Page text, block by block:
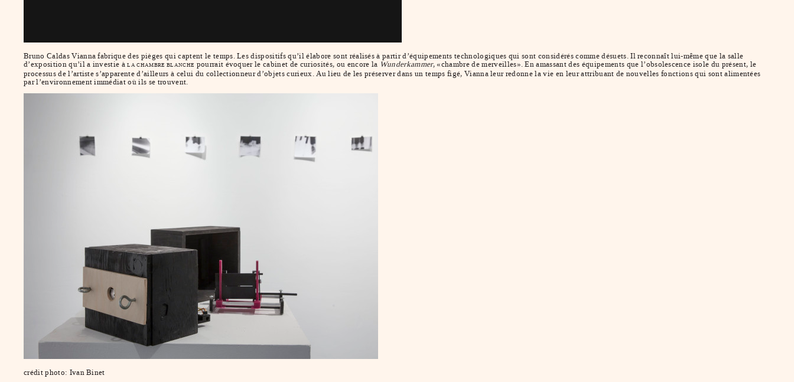
Bruno Caldas Vianna fabrique des pièges qui captent le temps. Les dispositifs qu’il élabore sont réalisés à partir d’équipements technologiques qui sont considérés comme désuets. Il reconnaît lui-même que la salle
d’exposition qu’il a investie àLA CHAMBRE BLANCHE pourrait évoquer le cabinet de curiosités, ou encore la Wunderkammer, «chambre de merveilles». En amassant des équipements que l’obsolescence isole du présent, le
processus de l’artiste s’apparente d’ailleurs à celui du collectionneur d’objets curieux. Au lieu de les préserver dans un temps figé, Vianna leur redonne la vie en leur attribuant de nouvelles fonctions qui sont alimentées
par l’environnement immédiat où ils se trouvent.
crédit photo: Ivan Binet